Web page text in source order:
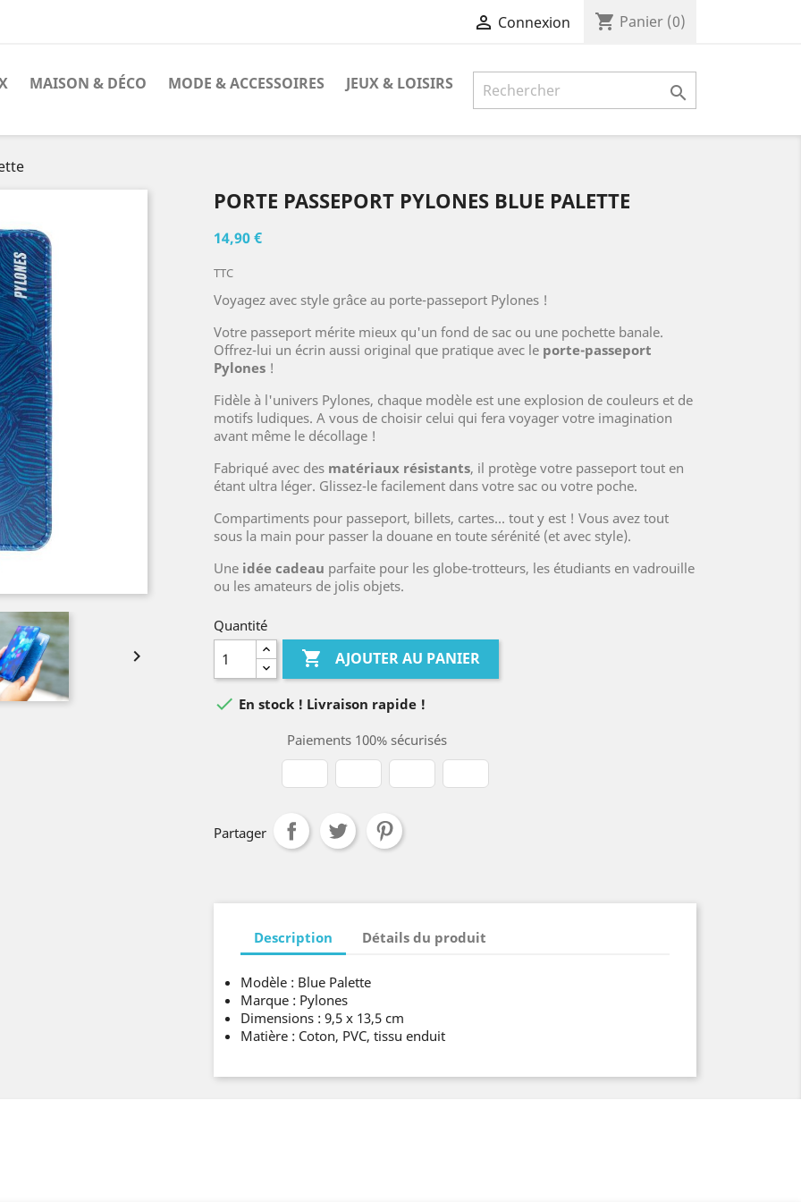
 Connexion shopping_cart Panier (0)
MAISON & DÉCO MODE & ACCESSOIRES JEUX & LOISIRS 

PORTE PASSEPORT PYLONES BLUE PALETTE
14,90 €
TTC
Voyagez avec style grâce au porte-passeport Pylones !
Votre passeport mérite mieux qu'un fond de sac ou une pochette banale.
Offrez-lui un écrin aussi original que pratique avec le porte-passeport
Pylones !
Fidèle à l'univers Pylones, chaque modèle est une explosion de couleurs et de
motifs ludiques. A vous de choisir celui qui fera voyager votre imagination
avant même le décollage !
Fabriqué avec des matériaux résistants, il protège votre passeport tout en
étant ultra léger. Glissez-le facilement dans votre sac ou votre poche.
Compartiments pour passeport, billets, cartes... tout y est ! Vous avez tout
sous la main pour passer la douane en toute sérénité (et avec style).
Une idée cadeau parfaite pour les globe-trotteurs, les étudiants en vadrouille
ou les amateurs de jolis objets.
Quantité
 AJOUTER AU PANIER
 En stock ! Livraison rapide !
Paiements 100% sécurisés
Partager
Description Détails du produit
Modèle : Blue Palette
Marque : Pylones
Dimensions : 9,5 x 13,5 cm
Matière : Coton, PVC, tissu enduit